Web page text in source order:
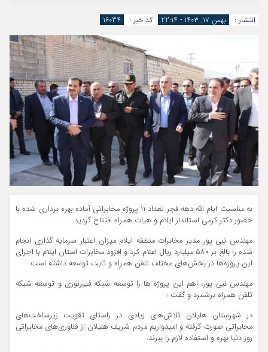
انتشار : بهمن ۱۷, ۱۴۰۳ - 22:14 کد خبر : 16034
به مناسبت ایام الله دهه فجر تعداد ۱۱ پروژه مخابراتی آماده بهره برداری شده با
حضور دکتر کرمی استاندار ایلام و هیات همراه افتتاح گردید.
مهندس نبی پور مدیر مخابرات منطقه ایلام میزان اعتبار سرمایه گذاری انجام
شده را بالغ بر ۵۸۰ میلیارد ریال اعلام کرد و افزود مخابرات استان ایلام با اجرای
این پروژه‌ها در بخش‌های مختلف تلفن همراه و ثابت توسعه داشته است.
مهندس نبی پور، اهم این پروژه ها را توسعه شبکه فیبرنوری و توسعه شبکه
تلفن همراه برشمرد و گفت :
در شهرستان هلیلان تلاش‌های زیادی در راستای تقویت زیرساخت‌های
مخابراتی صورت گرفته و امیدواریم مردم شریف هلیلان از فناوری‌های مخابراتی
روز دنیا بهره و استفاده لازم را ببرند.